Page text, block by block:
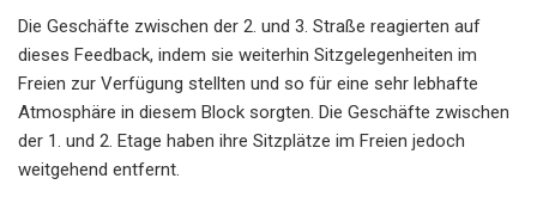
Die Geschäfte zwischen der 2. und 3. Straße reagierten auf
dieses Feedback, indem sie weiterhin Sitzgelegenheiten im
Freien zur Verfügung stellten und so für eine sehr lebhafte
Atmosphäre in diesem Block sorgten. Die Geschäfte zwischen
der 1. und 2. Etage haben ihre Sitzplätze im Freien jedoch
weitgehend entfernt.